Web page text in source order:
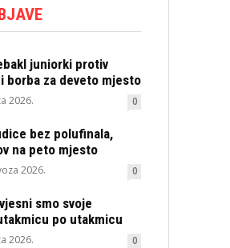
juniorki protiv
borba za deveto mjesto
2026. 0
bez polufinala,
na peto mjesto
2026. 0
smo svoje
po utakmicu
2026. 0